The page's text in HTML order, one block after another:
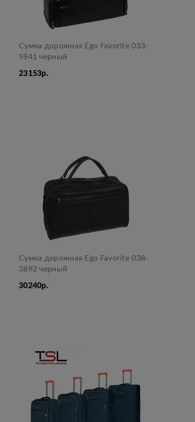
Сумка дорожная Ego Favorite 033-
5941 черный
23153р.
Сумка дорожная Ego Favorite 038-
3892 черный
30240р.